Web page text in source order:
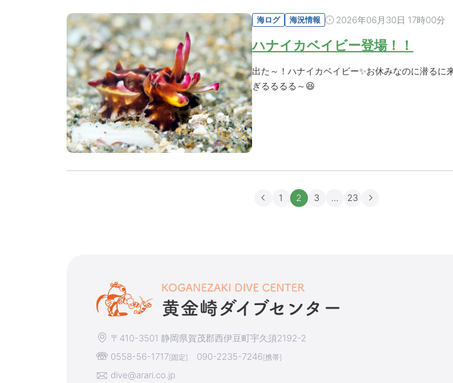
海ログ 海況情報 2026年06月30日 17時00分
ハナイカベイビー登場！！
出た～！ハナイカベイビー✨お休みなのに潜るに
ぎるるるる～😆
1 2 3 … 23
〒410-3501 静岡県賀茂郡西伊豆町宇久須2192-2
0558-56-1717[固定] 090-2235-7246[携帯]
dive@arari.co.jp